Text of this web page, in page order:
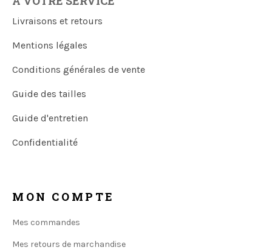
Livraisons et retours
Mentions légales
Conditions générales de vente
Guide des tailles
Guide d'entretien
Confidentialité
MON COMPTE
Mes commandes
Mes retours de marchandise